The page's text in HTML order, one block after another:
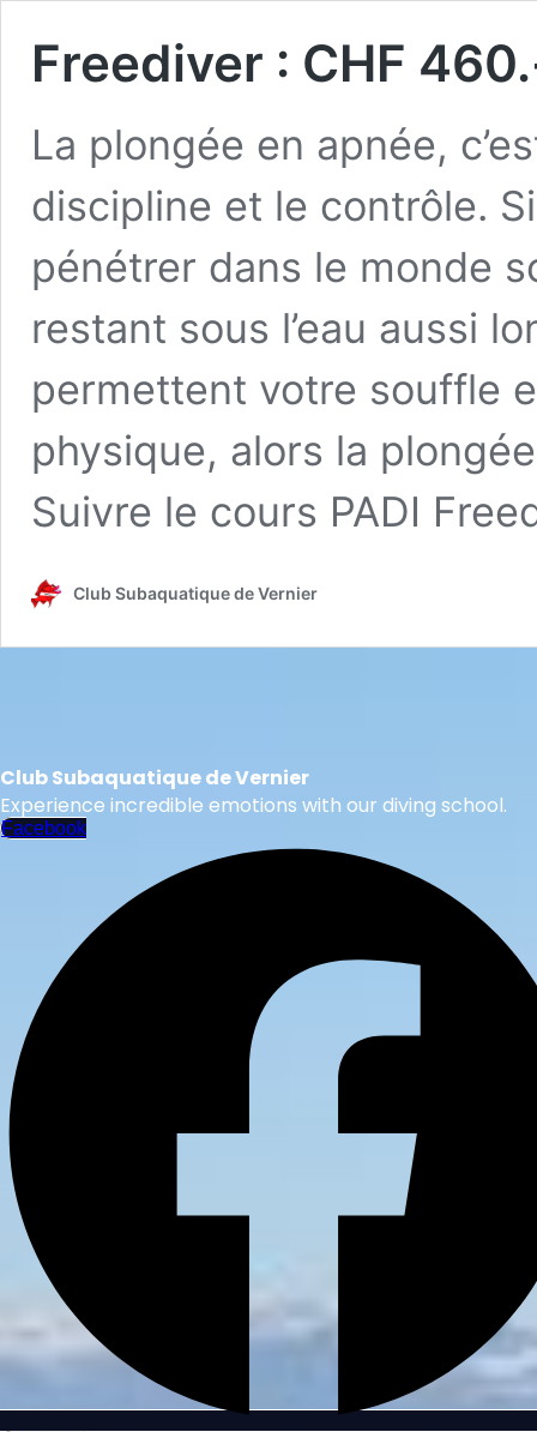
Freediver : CHF
La plongée en apnée,
discipline et le contrôle.
pénétrer dans le monde
restant sous l’eau aussi
permettent votre souffle
physique, alors la
Suivre le cours PADI
Club Subaquatique de Vernier
Club Subaquatique de Vernier
Experience incredible emotions with our diving school.
Facebook